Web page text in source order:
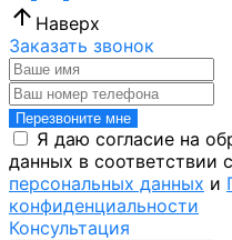
Наверх
Заказать звонок
Перезвоните мне
Я даю согласие на
данных в соответствии с
персональных данных и
конфиденциальности
Консультация